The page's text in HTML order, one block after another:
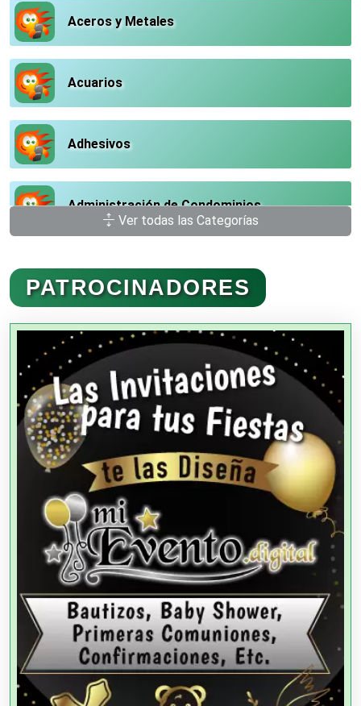
Aceros y Metales
Acuarios
Adhesivos
Administración de Condominios
Administración de Empresas
Agencias Aduanales
Agencias de Autos
Agencias de Cobranza
Agencias de Colocación
Agencias de Modelos
Agencias de Publicidad
Agencias de Viajes
Ver todas las Categorías
PATROCINADORES